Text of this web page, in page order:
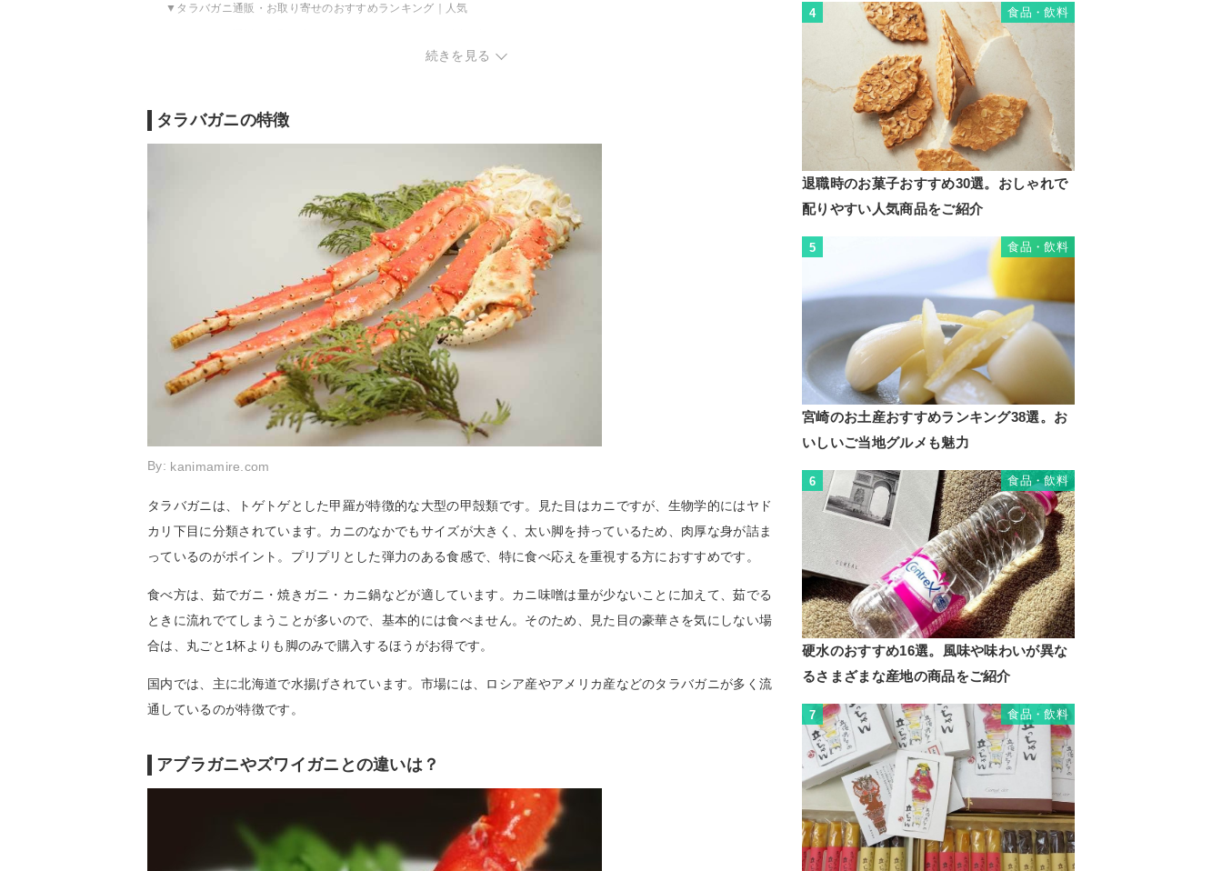
タラバガニ通販・お取り寄せのおすすめランキング｜人気
続きを見る
タラバガニの特徴
By: kanimamire.com
タラバガニは、トゲトゲとした甲羅が特徴的な大型の甲殻類です。見た目はカニですが、生物学的にはヤド
カリ下目に分類されています。カニのなかでもサイズが大きく、太い脚を持っているため、肉厚な身が詰ま
っているのがポイント。プリプリとした弾力のある食感で、特に食べ応えを重視する方におすすめです。
食べ方は、茹でガニ・焼きガニ・カニ鍋などが適しています。カニ味噌は量が少ないことに加えて、茹でる
ときに流れでてしまうことが多いので、基本的には食べません。そのため、見た目の豪華さを気にしない場
合は、丸ごと1杯よりも脚のみで購入するほうがお得です。
国内では、主に北海道で水揚げされています。市場には、ロシア産やアメリカ産などのタラバガニが多く流
通しているのが特徴です。
アブラガニやズワイガニとの違いは？
4 食品・飲料
退職時のお菓子おすすめ30選。おしゃれで
配りやすい人気商品をご紹介
5 食品・飲料
宮崎のお土産おすすめランキング38選。お
いしいご当地グルメも魅力
6 食品・飲料
硬水のおすすめ16選。風味や味わいが異な
るさまざまな産地の商品をご紹介
7 食品・飲料